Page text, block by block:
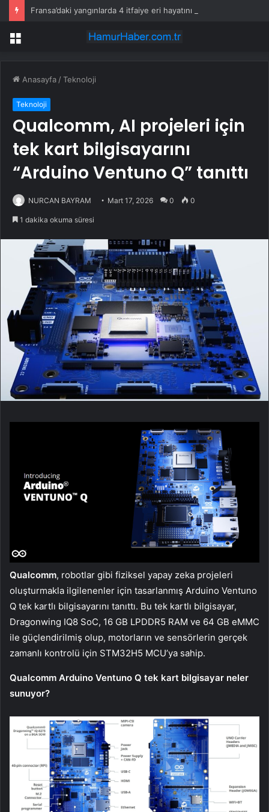
Fransa’daki yangınlarda 4 itfaiye eri hayatını kaybetti
Menü
Anasayfa /Teknoloji
Teknoloji
Qualcomm, AI projeleri için
tek kart bilgisayarını
“Arduino Ventuno Q” tanıttı
NURCAN BAYRAM Mart 17, 2026 0 0
1 dakika okuma süresi
Qualcomm, robotlar gibi fiziksel yapay zeka projeleri
oluşturmakla ilgilenenler için tasarlanmış Arduino Ventuno
Q tek kartlı bilgisayarını tanıttı. Bu tek kartlı bilgisayar,
Dragonwing IQ8 SoC, 16 GB LPDDR5 RAM ve 64 GB eMMC
ile güçlendirilmiş olup, motorların ve sensörlerin gerçek
zamanlı kontrolü için STM32H5 MCU’ya sahip.
Qualcomm Arduino Ventuno Q tek kart bilgisayar neler
sunuyor?